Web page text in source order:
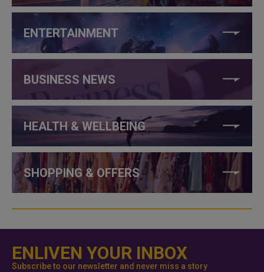
ENTERTAINMENT
BUSINESS NEWS
HEALTH & WELLBEING
SHOPPING & OFFERS
ENLIVEN YOUR INBOX
Subscribe to our newsletter and never miss a story